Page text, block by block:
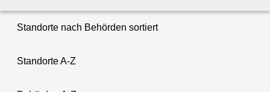
Standorte nach Behörden sortiert
Standorte A-Z